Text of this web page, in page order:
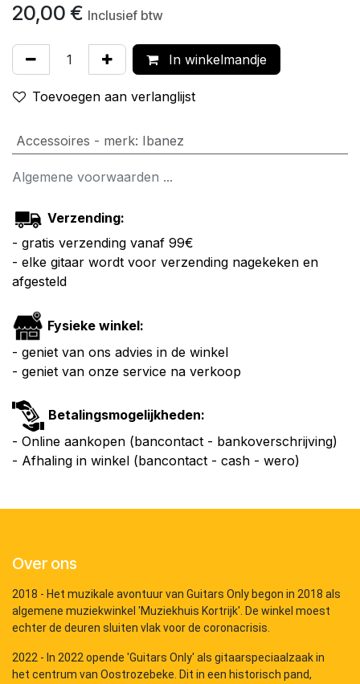
20,00 € Inclusief btw
In winkelmandje
Toevoegen aan verlanglijst
Accessoires - merk: Ibanez
Algemene voorwaarden ...
Verzending:
- gratis verzending vanaf 99€
- elke gitaar wordt voor verzending nagekeken en
afgesteld
Fysieke winkel:
- geniet van ons advies in de winkel
- geniet van onze service na verkoop
Betalingsmogelijkheden:
- Online aankopen (bancontact - bankoverschrijving)
- Afhaling in winkel (bancontact - cash - wero)
Over ons
2018 - Het muzikale avontuur van Guitars Only begon in 2018 als
algemene muziekwinkel 'Muziekhuis Kortrijk'. De winkel moest
echter de deuren sluiten vlak voor de coronacrisis.
2022 - In 2022 opende 'Guitars Only' als gitaarspeciaalzaak in
het centrum van Oostrozebeke. Dit in een historisch pand,